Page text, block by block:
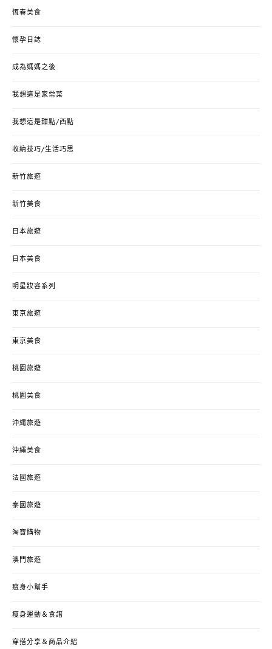
恆春美食
懷孕日誌
成為媽媽之後
我想這是家常菜
我想這是甜點/西點
收納技巧/生活巧思
新竹旅遊
新竹美食
日本旅遊
日本美食
明星妝容系列
東京旅遊
東京美食
桃園旅遊
桃園美食
沖繩旅遊
沖繩美食
法國旅遊
泰國旅遊
淘寶購物
澳門旅遊
瘦身小幫手
瘦身運動＆食譜
穿搭分享＆商品介紹